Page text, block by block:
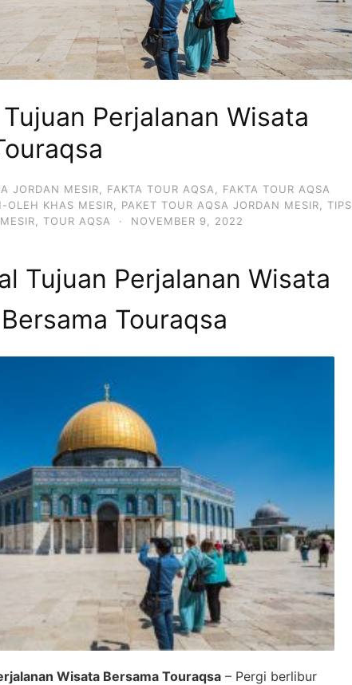
Perjalanan Wisata
JORDAN MESIR, FAKTA TOUR AQSA, FAKTA TOUR AQSA
OLEH KHAS MESIR, PAKET TOUR AQSA JORDAN MESIR, TIPS
, TOUR AQSA · NOVEMBER 9, 2022
Tujuan Perjalanan Wisata
Bersama Touraqsa
Wisata Bersama Touraqsa – Pergi berlibur